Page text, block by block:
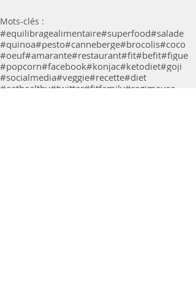
Mots-clés :
#equilibragealimentaire#superfood#salade
#quinoa#pesto#canneberge#brocolis#coco
#oeuf#amarante#restaurant#fit#befit#figue
#popcorn#facebook#konjac#ketodiet#goji
#socialmedia#veggie#recette#diet
#eathealthy#twitter#fitfamily#regimeuse